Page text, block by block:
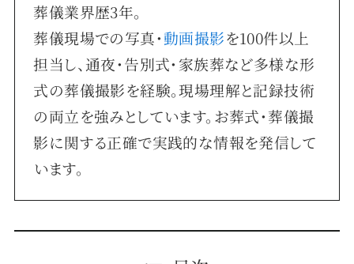
葬儀業界歴3年。
葬儀現場での写真・動画撮影を100件以上
担当し、通夜・告別式・家族葬など多様な形
式の葬儀撮影を経験。現場理解と記録技術
の両立を強みとしています。お葬式・葬儀撮
影に関する正確で実践的な情報を発信して
います。